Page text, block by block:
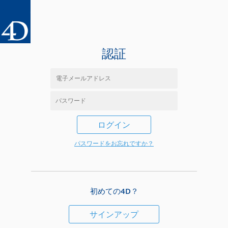
認証
ログイン
パスワードをお忘れですか？
初めての4D？
サインアップ